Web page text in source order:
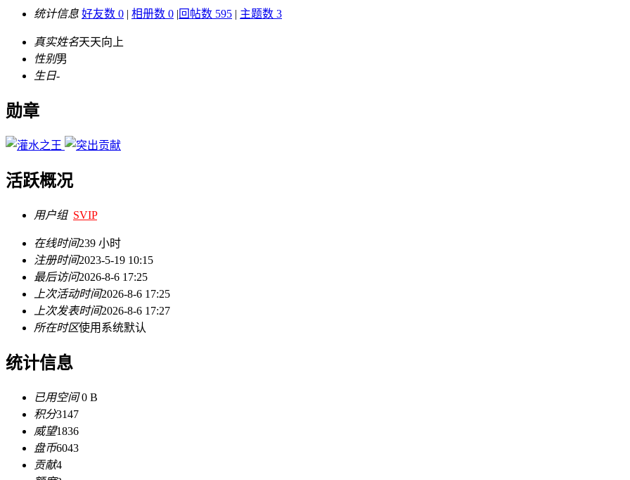
统计信息 好友数 0 | 相册数 0 |回帖数 595 | 主题数 3
真实姓名天天向上
性别男
生日-
勋章
活跃概况
用户组 SVIP
在线时间239 小时
注册时间2023-5-19 10:15
最后访问2026-8-6 17:25
上次活动时间2026-8-6 17:25
上次发表时间2026-8-6 17:27
所在时区使用系统默认
统计信息
已用空间0 B
积分3147
威望1836
盘币6043
贡献4